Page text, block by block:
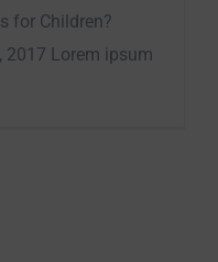
for Children?
Lorem ipsum